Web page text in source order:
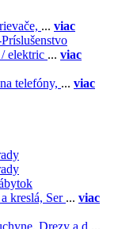
... viac
elektric ... viac
telefóny, ... viac
kreslá, Ser ... viac
Drezy a d ...